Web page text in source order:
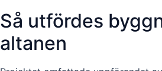
Så utfördes
altanen